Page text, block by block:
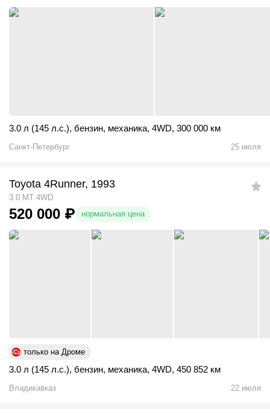
3.0 л (145 л.с.), бензин, механика, 4WD, 300 000 км
Санкт-Петербург 25 июля
Toyota 4Runner, 1993
3.0 MT 4WD
520 000 ₽ нормальная цена
только на Дроме
3.0 л (145 л.с.), бензин, механика, 4WD, 450 852 км
Владикавказ 22 июля